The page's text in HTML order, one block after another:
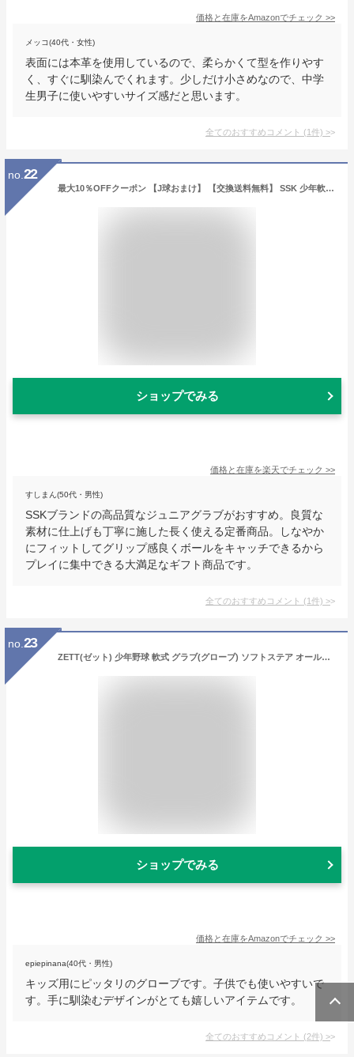
価格と在庫をAmazonでチェック >>
メッコ(40代・女性)
表面には本革を使用しているので、柔らかくて型を作りやす
く、すぐに馴染んでくれます。少しだけ小さめなので、中学
生男子に使いやすいサイズ感だと思います。
全てのおすすめコメント (1件) >
no. 22
最大10％OFFクーポン 【J球おまけ】 【交換送料無料】 SSK 少年軟式グローブ ウィンドリーム オールラウンド用 右投用 左投用 WDJ1100 野球 グラブ ジュニア 子供 子ども こども
ショップでみる
価格と在庫を楽天でチェック >>
すしまん(50代・男性)
SSKブランドの高品質なジュニアグラブがおすすめ。良質な
素材に仕上げも丁寧に施した長く使える定番商品。しなやか
にフィットしてグリップ感良くボールをキャッチできるから
プレイに集中できる大満足なギフト商品です。
全てのおすすめコメント (1件) >
no. 23
ZETT(ゼット) 少年野球 軟式 グラブ(グローブ) ソフトステア オールラウンド用 右投げ用 オークブラウン(3600) サイズ:L(身長140cm~向け) BJGB74040
ショップでみる
価格と在庫をAmazonでチェック >>
epiepinana(40代・男性)
キッズ用にピッタリのグローブです。子供でも使いやすいで
す。手に馴染むデザインがとても嬉しいアイテムです。
全てのおすすめコメント (2件) >